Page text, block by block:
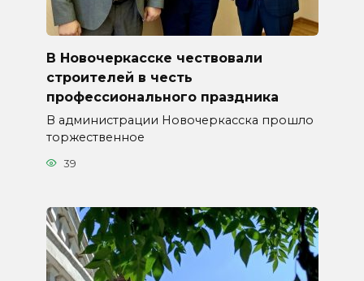
В Новочеркасске чествовали
строителей в честь
профессионального праздника
В администрации Новочеркасска прошло
торжественное
39